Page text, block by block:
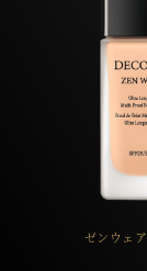
ゼンウェ